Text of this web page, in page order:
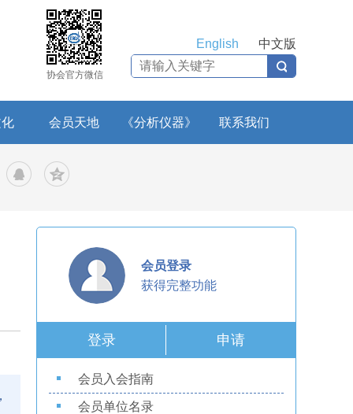
English 中文版
协会官方微信
会员天地 《分析仪器》 联系我们
会员登录
获得完整功能
登录 申请
会员入会指南
会员单位名录